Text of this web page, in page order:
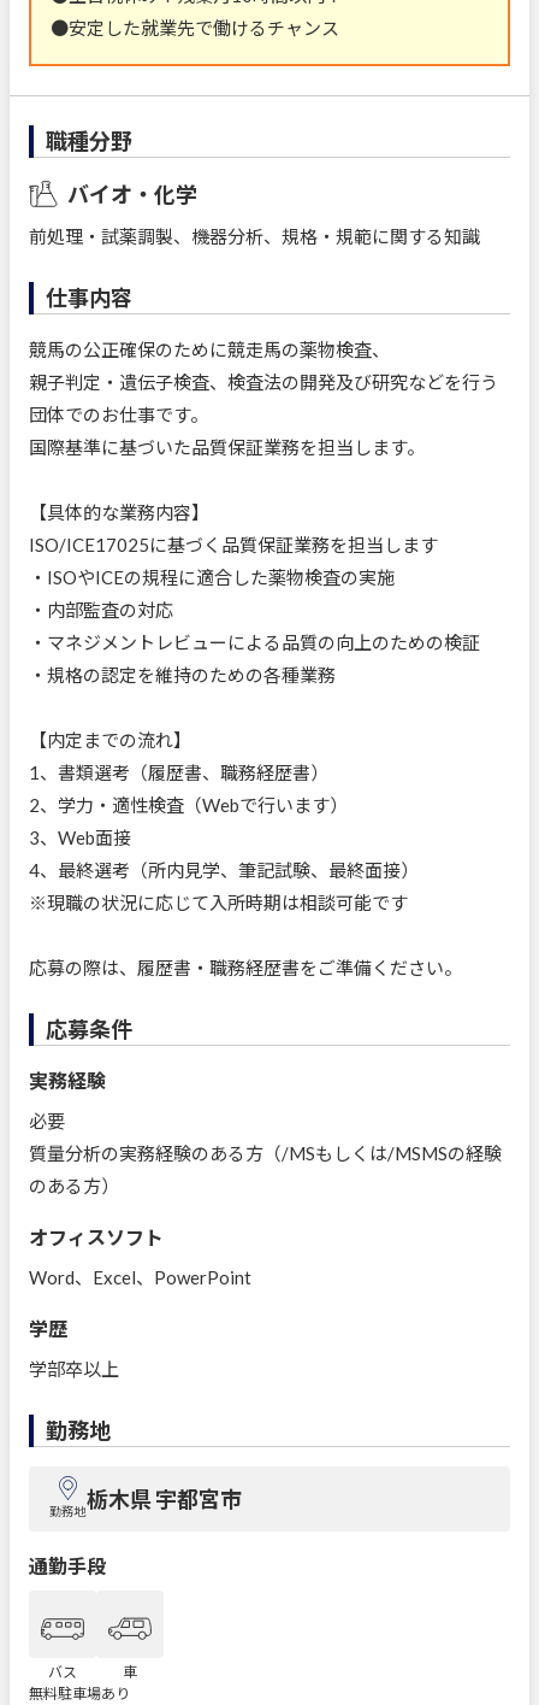
●安定した就業先で働けるチャンス
職種分野
バイオ・化学
前処理・試薬調製、機器分析、規格・規範に関する知識
仕事内容
競馬の公正確保のために競走馬の薬物検査、
親子判定・遺伝子検査、検査法の開発及び研究などを行う
団体でのお仕事です。
国際基準に基づいた品質保証業務を担当します。
【具体的な業務内容】
ISO/ICE17025に基づく品質保証業務を担当します
・ISOやICEの規程に適合した薬物検査の実施
・内部監査の対応
・マネジメントレビューによる品質の向上のための検証
・規格の認定を維持のための各種業務
【内定までの流れ】
1、書類選考（履歴書、職務経歴書）
2、学力・適性検査（Webで行います）
3、Web面接
4、最終選考（所内見学、筆記試験、最終面接）
※現職の状況に応じて入所時期は相談可能です
応募の際は、履歴書・職務経歴書をご準備ください。
応募条件
実務経験
必要
質量分析の実務経験のある方（/MSもしくは/MSMSの経験
のある方）
オフィスソフト
Word、Excel、PowerPoint
学歴
学部卒以上
勤務地
勤務地栃木県 宇都宮市
通勤手段
バス
車
無料駐車場あり